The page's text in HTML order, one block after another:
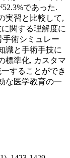
であった.
実習と比較して,
関する理解度に
手術シミュレー
識と手術手技に
標準化, カスタマ
することができ
な医学教育の一